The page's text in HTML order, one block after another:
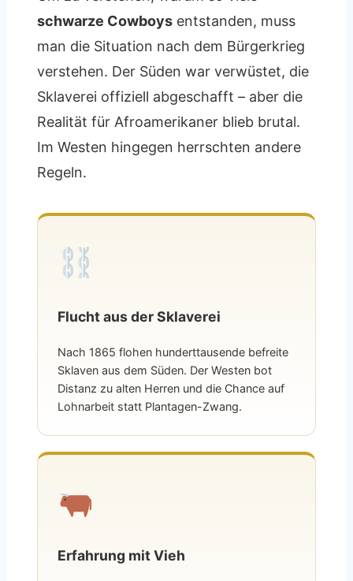
schwarze Cowboys entstanden, muss
man die Situation nach dem Bürgerkrieg
verstehen. Der Süden war verwüstet, die
Sklaverei offiziell abgeschafft – aber die
Realität für Afroamerikaner blieb brutal.
Im Westen hingegen herrschten andere
Regeln.
Flucht aus der Sklaverei
Nach 1865 flohen hunderttausende befreite
Sklaven aus dem Süden. Der Westen bot
Distanz zu alten Herren und die Chance auf
Lohnarbeit statt Plantagen-Zwang.
Erfahrung mit Vieh